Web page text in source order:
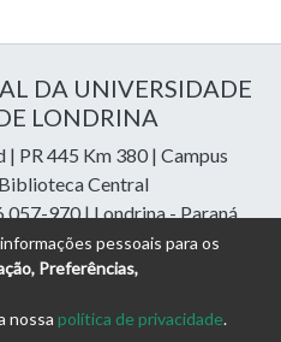
DA UNIVERSIDADE
LONDRINA
| PR 445 Km 380 | Campus
Central
970 | Londrina - Paraná
| fone: 43 3371-4409
© 2023-2026
e Consultoria
pessoais para os
Preferências,
nossa política de privacidade.